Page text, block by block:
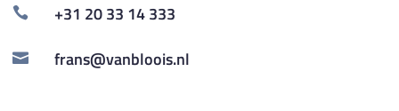
 +31 20 33 14 333
 frans@vanbloois.nl